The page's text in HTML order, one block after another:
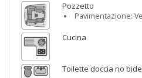
Pozzetto
Pavimentazione:
Cucina
Toilette doccia no